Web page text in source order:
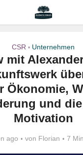
CSR • Unternehmen
mit
Ökonomie,
und
Motivation
ago von Florian 7